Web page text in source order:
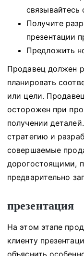
связывайтесь
Получите
презентации
Предложить
Продавец должен
планировать
или цели.
осторожен при
получении деталей.
стратегию и
совершаемые
дорогостоящими,
предварительно
презентация
На этом этапе
клиенту
объяснить